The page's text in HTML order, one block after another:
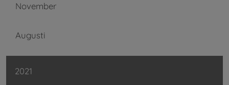
November
Augusti
2021